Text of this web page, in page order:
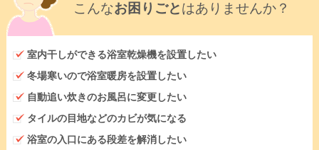
こんなお困りごとはありませんか？
室内干しができる浴室乾燥機を設置したい
冬場寒いので浴室暖房を設置したい
自動追い炊きのお風呂に変更したい
タイルの目地などのカビが気になる
浴室の入口にある段差を解消したい